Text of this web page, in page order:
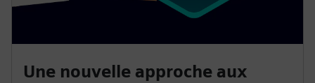
Une nouvelle approche aux